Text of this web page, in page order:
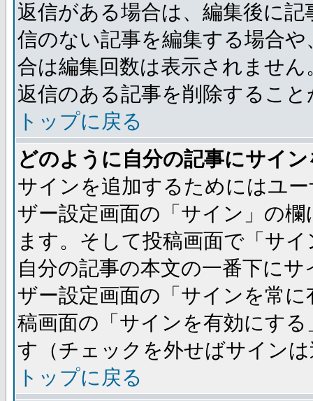
返信がある場合は、編集後に
信のない記事を編集する場合
合は編集回数は表示されませ
返信のある記事を削除するこ
トップに戻る
どのように自分の記事にサイ
サインを追加するためにはユ
ザー設定画面の「サイン」の
ます。そして投稿画面で「サ
自分の記事の本文の一番下に
ザー設定画面の「サインを常
稿画面の「サインを有効にす
す（チェックを外せばサイン
トップに戻る